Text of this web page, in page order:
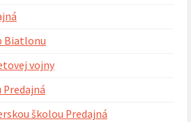
Biatlonu
vojny
Predajná
školou Predajná